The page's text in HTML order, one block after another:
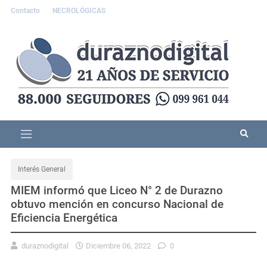
Contacto NECROLÓGICAS
Interés General
MIEM informó que Liceo N° 2 de Durazno
obtuvo mención en concurso Nacional de
Eficiencia Energética
duraznodigital Diciembre 06, 2022 0